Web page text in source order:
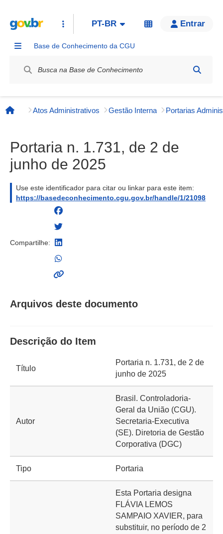
PT-BR Entrar
Base de Conhecimento da CGU
Página inicial
Atos Administrativos Gestão Interna
Portaria n. 1.731, de 2 de
junho de 2025
Use este identificador para citar ou linkar para este item:
https://basedeconhecimento.cgu.gov.br/handle/1/21098
Compartilhe:
Arquivos deste documento
Descrição do Item
Título
Portaria n. 1.731, de 2 de
junho de 2025
Autor
Brasil. Controladoria-
Geral da União (CGU).
Secretaria-Executiva
(SE). Diretoria de Gestão
Corporativa (DGC)
Tipo Portaria
Esta Portaria designa
FLÁVIA LEMOS
SAMPAIO XAVIER, para
substituir, no período de 2